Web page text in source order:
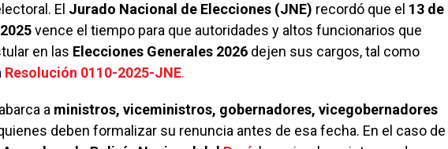
El Jurado Nacional de Elecciones (JNE) recordó que el 13 de
vence el tiempo para que autoridades y altos funcionarios que
en las Elecciones Generales 2026 dejen sus cargos, tal como
Resolución 0110-2025-JNE.
a ministros, viceministros, gobernadores, vicegobernadores
deben formalizar su renuncia antes de esa fecha. En el caso de